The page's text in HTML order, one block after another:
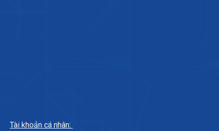
Tài khoản cá nhân: